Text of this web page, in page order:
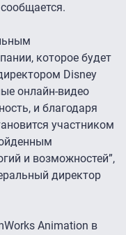
которое будет
Disney
онлайн-видео
и благодаря
участником
и возможностей”,
директор
Animation в